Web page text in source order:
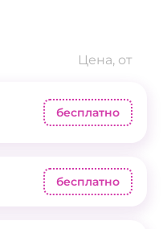
Цена, от
бесплатно
бесплатно